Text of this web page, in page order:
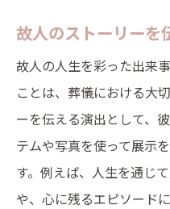
故人のストーリーを
故人の人生を彩った出来
ことは、葬儀における大
ーを伝える演出として、
テムや写真を使って展示
す。例えば、人生を通じ
や、心に残るエピソード